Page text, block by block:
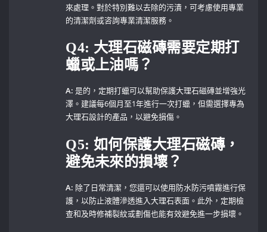
來處理。對於特別難以去除的污漬，可考慮使用專業
的清潔劑或咨詢專業清潔服務。
Q4: 大理石磁磚需要定期打
蠟或上油嗎？
A: 是的，定期打蠟可以幫助保護大理石磁磚並增強光
澤。建議每6個月至1年進行一次打蠟，但需選擇專為
大理石設計的產品，以避免損傷。
Q5: 如何保護大理石磁磚，
避免未來的損壞？
A: ⁤除了日常清潔，您還可以使用防水防污噴霧進行保
護，以防止液體滲透進入大理石表面。此外，定期檢
查和及時修補裂紋或劃傷也能有效避免進一步損壞。